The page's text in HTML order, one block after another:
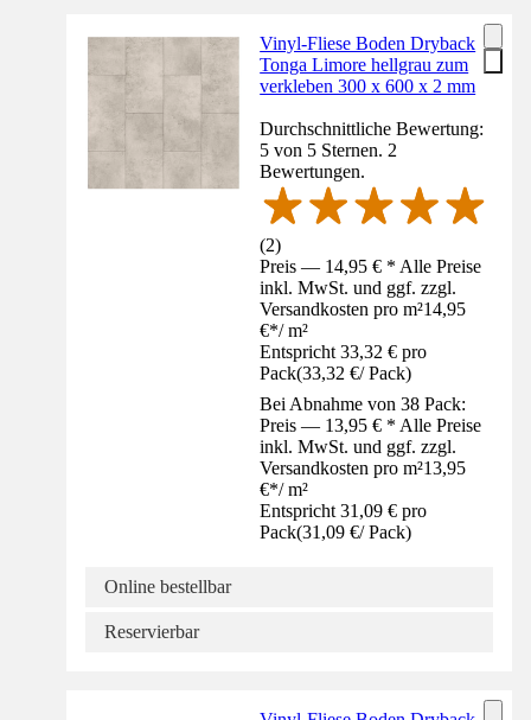
Vinyl-Fliese Boden Dryback
Tonga Limore hellgrau zum
verkleben 300 x 600 x 2 mm
Durchschnittliche Bewertung:
5 von 5 Sternen. 2
Bewertungen.
(2)
Preis — 14,95 € * Alle Preise
inkl. MwSt. und ggf. zzgl.
Versandkosten pro m²14,95
€*/ m²
Entspricht 33,32 € pro
Pack(33,32 €/ Pack)
Bei Abnahme von 38 Pack:
Preis — 13,95 € * Alle Preise
inkl. MwSt. und ggf. zzgl.
Versandkosten pro m²13,95
€*/ m²
Entspricht 31,09 € pro
Pack(31,09 €/ Pack)
Online bestellbar
Reservierbar